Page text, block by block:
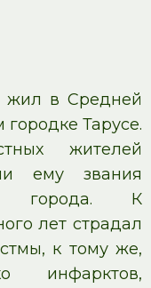
жил в Средней
Тарусе.
жителей
ему звания
города. К
лет страдал
к тому же,
инфарктов,